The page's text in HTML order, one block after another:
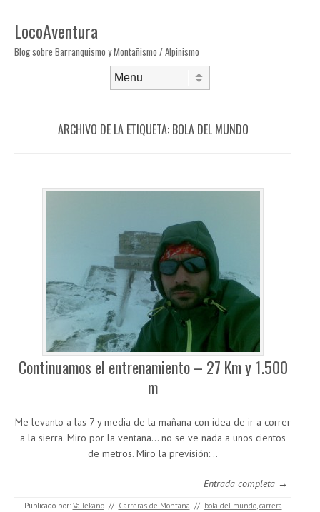
LocoAventura
Blog sobre Barranquismo y Montañismo / Alpinismo
ARCHIVO DE LA ETIQUETA: BOLA DEL MUNDO
Continuamos el entrenamiento – 27 Km y 1.500
m
Me levanto a las 7 y media de la mañana con idea de ir a correr
a la sierra. Miro por la ventana… no se ve nada a unos cientos
de metros. Miro la previsión:…
Entrada completa →
Publicado por: Vallekano // Carreras de Montaña // bola del mundo,carrera